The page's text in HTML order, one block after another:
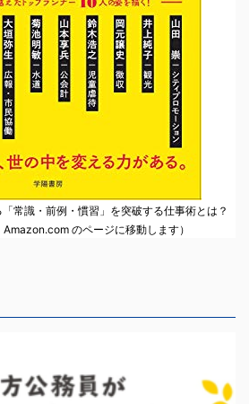
常識・前例・慣習」を突破する仕事術とは？
Amazon.com のページに移動します）